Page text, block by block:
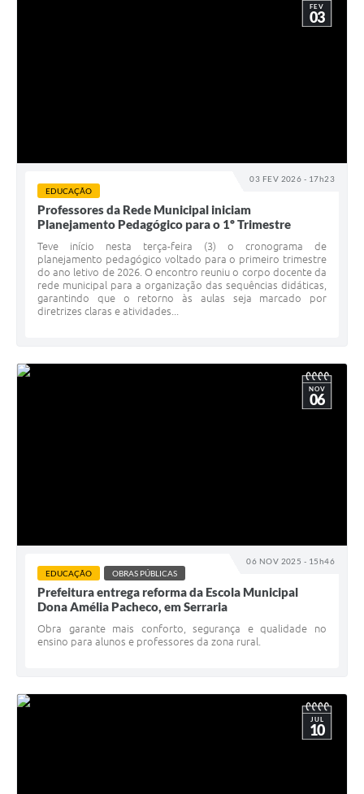
03 FEV 2026 - 17h23
FEV
03
EDUCAÇÃO
Professores da Rede Municipal iniciam
Planejamento Pedagógico para o 1º Trimestre
Teve início nesta terça-feira (3) o cronograma de
planejamento pedagógico voltado para o primeiro trimestre
do ano letivo de 2026. O encontro reuniu o corpo docente da
rede municipal para a organização das sequências didáticas,
garantindo que o retorno às aulas seja marcado por
diretrizes claras e atividades...
06 NOV 2025 - 15h46
NOV
06
EDUCAÇÃO OBRAS PÚBLICAS
Prefeitura entrega reforma da Escola Municipal
Dona Amélia Pacheco, em Serraria
Obra garante mais conforto, segurança e qualidade no
ensino para alunos e professores da zona rural.
JUL
10